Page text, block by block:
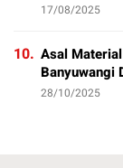
17/08/2025
10. Asal
Banyuwangi
28/10/2025